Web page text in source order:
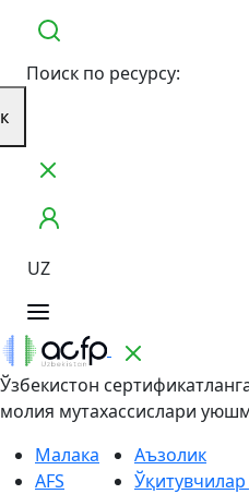
Поиск по ресурсу:
UZ
Ўзбекистон
молия мутахассислари
Малака
AFS
Аъзолик
Ўқитувчилар